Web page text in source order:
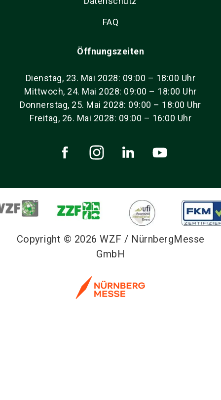
FAQ
Öffnungszeiten
Dienstag, 23. Mai 2028: 09:00 – 18:00 Uhr
Mittwoch, 24. Mai 2028: 09:00 – 18:00 Uhr
Donnerstag, 25. Mai 2028: 09:00 – 18:00 Uhr
Freitag, 26. Mai 2028: 09:00 – 16:00 Uhr
Copyright © 2026 WZF / NürnbergMesse
GmbH